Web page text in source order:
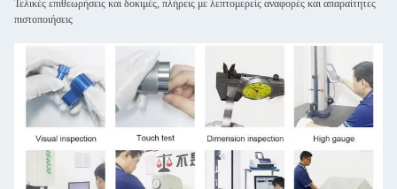
Τελικές επιθεωρήσεις και δοκιμές, πλήρεις με λεπτομερείς αναφορές και απαραίτητες
πιστοποιήσεις